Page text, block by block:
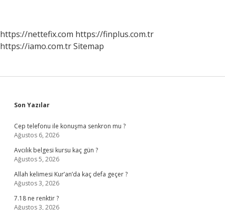
https://nettefix.com https://finplus.com.tr
https://iamo.com.trSitemap
Sidebar
Son Yazılar
Cep telefonu ile konuşma senkron mu ?
Ağustos 6, 2026
Avcılık belgesi kursu kaç gün ?
Ağustos 5, 2026
Allah kelimesi Kur’an’da kaç defa geçer ?
Ağustos 3, 2026
7.18 ne renktir ?
Ağustos 3, 2026